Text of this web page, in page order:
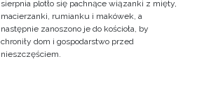
sierpnia plotło się pachnące wiązanki z mięty,
macierzanki, rumianku i makówek, a
następnie zanoszono je do kościoła, by
chroniły dom i gospodarstwo przed
nieszczęściem.